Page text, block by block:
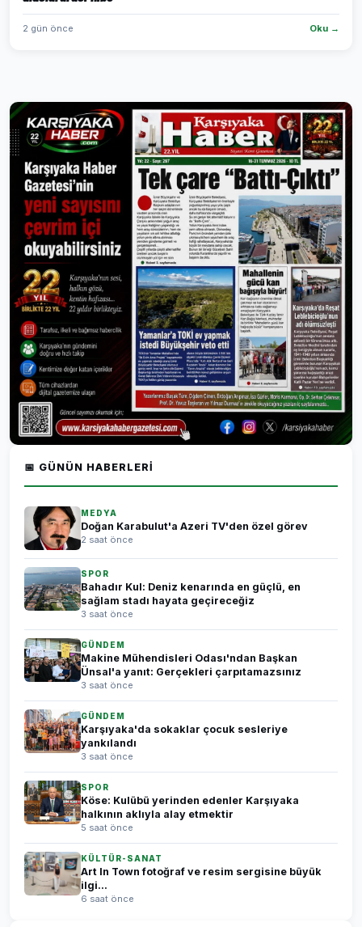
2 gün önce Oku →
📅 GÜNÜN HABERLERI
MEDYA
Doğan Karabulut'a Azeri TV'den özel görev
2 saat önce
SPOR
Bahadır Kul: Deniz kenarında en güçlü, en
sağlam stadı hayata geçireceğiz
3 saat önce
GÜNDEM
Makine Mühendisleri Odası'ndan Başkan
Ünsal'a yanıt: Gerçekleri çarpıtamazsınız
3 saat önce
GÜNDEM
Karşıyaka'da sokaklar çocuk sesleriye
yankılandı
3 saat önce
SPOR
Köse: Kulübü yerinden edenler Karşıyaka
halkının aklıyla alay etmektir
5 saat önce
KÜLTÜR-SANAT
Art In Town fotoğraf ve resim sergisine büyük
ilgi...
6 saat önce